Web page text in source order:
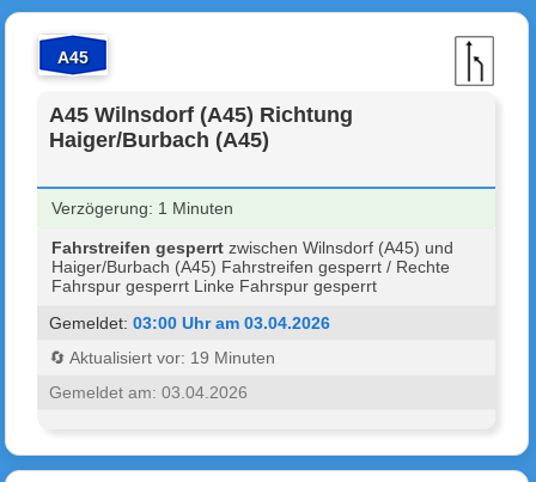
A45
A45 Wilnsdorf (A45) Richtung
Haiger/Burbach (A45)
Verzögerung: 1 Minuten
Fahrstreifen gesperrt zwischen Wilnsdorf (A45) und
Haiger/Burbach (A45) Fahrstreifen gesperrt / Rechte
Fahrspur gesperrt Linke Fahrspur gesperrt
Gemeldet:03:00 Uhr am 03.04.2026
🔄 Aktualisiert vor: 19 Minuten
Gemeldet am: 03.04.2026